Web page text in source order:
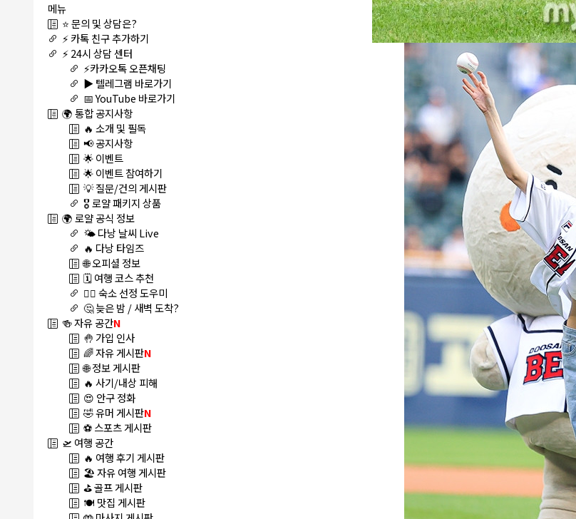
메뉴
⭐ 문의 및 상담은?
⚡ 카톡 친구 추가하기
⚡ 24시 상담 센터
⚡카카오톡 오픈채팅
▶️ 텔레그램 바로가기
📅 YouTube 바로가기
🌍 통합 공지사항
🔥 소개 및 필독
📢 공지사항
🌟 이벤트
🌟 이벤트 참여하기
💡 질문/건의 게시판
🎖️ 로얄 패키지 상품
🌍 로얄 공식 정보
🌤️ 다낭 날씨 Live
🔥 다낭 타임즈
🌐 오피셜 정보
🗓️ 여행 코스 추천
🏊‍♀️ 숙소 선정 도우미
🤔 늦은 밤 / 새벽 도착?
🍻 자유 공간N
🤚 가입 인사
🌈 자유 게시판N
🌐 정보 게시판
🔥 사기/내상 피해
😍 안구 정화
🤣 유머 게시판N
⚽ 스포츠 게시판
🛫 여행 공간
🔥 여행 후기 게시판
🏖️ 자유 여행 게시판
⛳ 골프 게시판
🍽️ 맛집 게시판